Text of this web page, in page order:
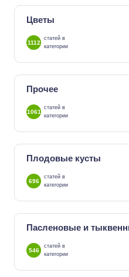
Цветы
1112
статей в
категории
Прочее
1061
статей в
категории
Плодовые кусты
696
статей в
категории
Пасленовые и
546
статей в
категории